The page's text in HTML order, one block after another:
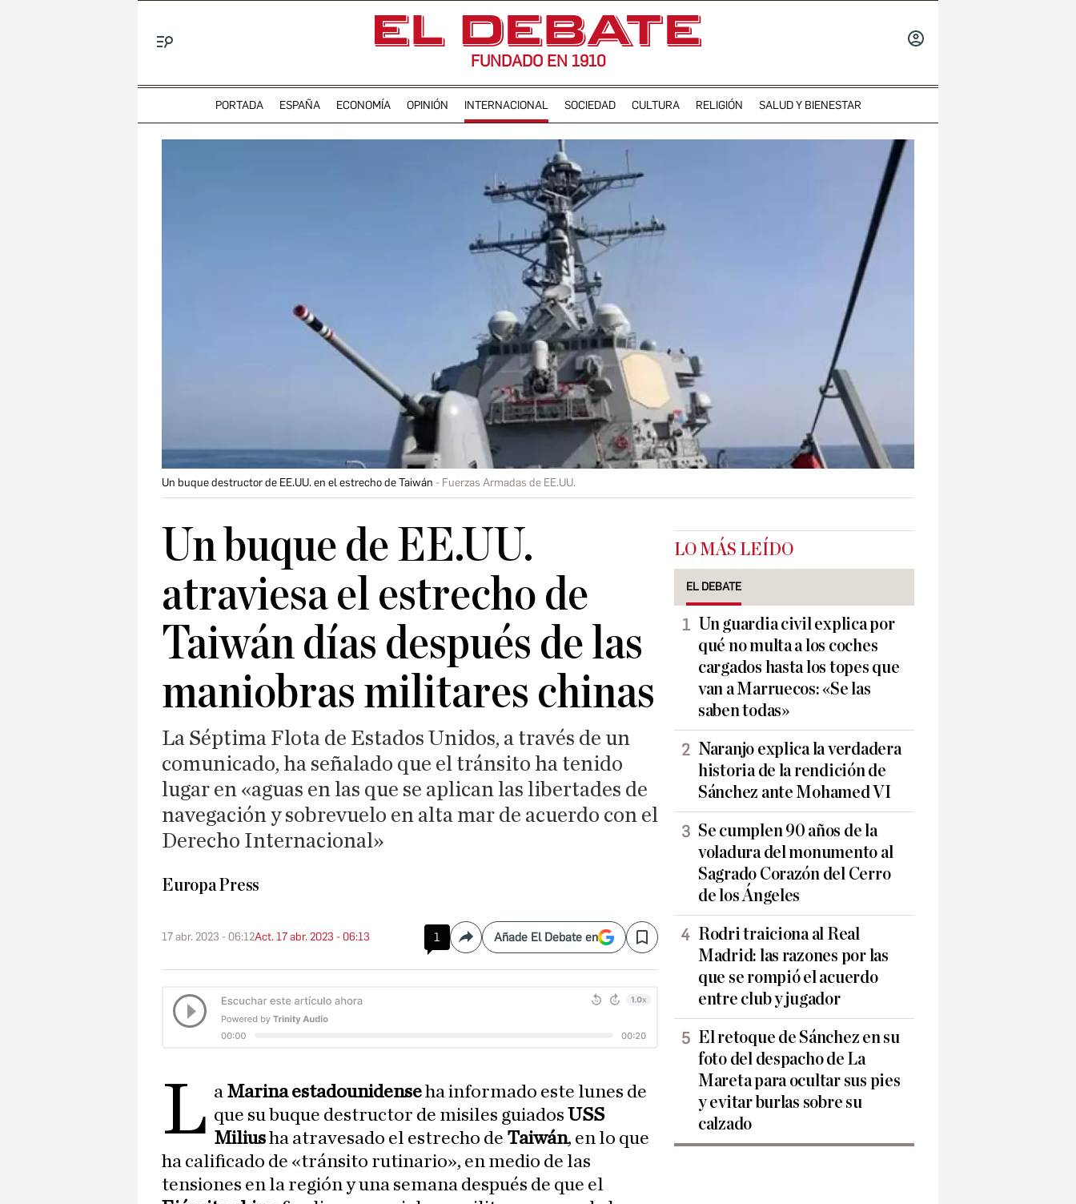
FUNDADO EN 1910
PORTADA ESPAÑA ECONOMÍA OPINIÓN INTERNACIONAL SOCIEDAD CULTURA RELIGIÓN SALUD Y BIENESTAR
Un buque destructor de EE.UU. en el estrecho de Taiwán Fuerzas Armadas de EE.UU.
Un buque de EE.UU.
atraviesa el estrecho de
Taiwán días después de las
maniobras militares chinas
La Séptima Flota de Estados Unidos, a través de un
comunicado, ha señalado que el tránsito ha tenido
lugar en «aguas en las que se aplican las libertades de
navegación y sobrevuelo en alta mar de acuerdo con el
Derecho Internacional»
Europa Press
17 abr. 2023 - 06:12Act. 17 abr. 2023 - 06:13 1 CompartirAñade El Debate en Save
L a Marina estadounidenseha informado este lunes de
que su buque destructor de misiles guiados USS
Miliusha atravesado el estrecho de Taiwán, en lo que
ha calificado de «tránsito rutinario», en medio de las
tensiones en la región y una semana después de que el
LO MÁS LEÍDO
EL DEBATE
Un guardia civil explica por
qué no multa a los coches
cargados hasta los topes que
van a Marruecos: «Se las
saben todas»
Naranjo explica la verdadera
historia de la rendición de
Sánchez ante Mohamed VI
Se cumplen 90 años de la
voladura del monumento al
Sagrado Corazón del Cerro
de los Ángeles
Rodri traiciona al Real
Madrid: las razones por las
que se rompió el acuerdo
entre club y jugador
El retoque de Sánchez en su
foto del despacho de La
Mareta para ocultar sus pies
y evitar burlas sobre su
calzado